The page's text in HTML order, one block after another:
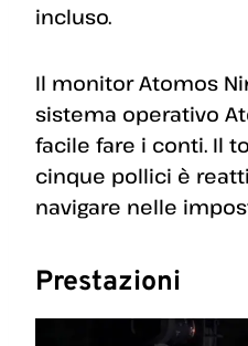
incluso.
Il monitor Atomos
sistema operativo
facile fare i conti. Il
cinque pollici è
navigare nelle
Prestazioni